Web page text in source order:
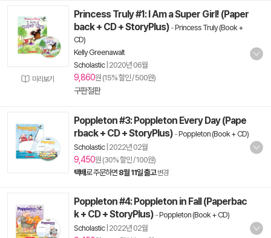
미리보기
Princess Truly #1: I Am a Super Girl! (Paper
back + CD + StoryPlus) -Princess Truly (Book +
CD)
Kelly Greenawalt
Scholastic| 2020년 06월
9,860원 (15% 할인 / 500원)
구판절판
Poppleton #3: Poppleton Every Day (Pape
rback + CD + StoryPlus) -Poppleton (Book + CD)
Scholastic| 2022년 02월
9,450원 (30% 할인 / 100원)
택배로 주문하면 8월 11일 출고 변경
Poppleton #4: Poppleton in Fall (Paperbac
k + CD + StoryPlus) -Poppleton (Book + CD)
Scholastic| 2022년 02월